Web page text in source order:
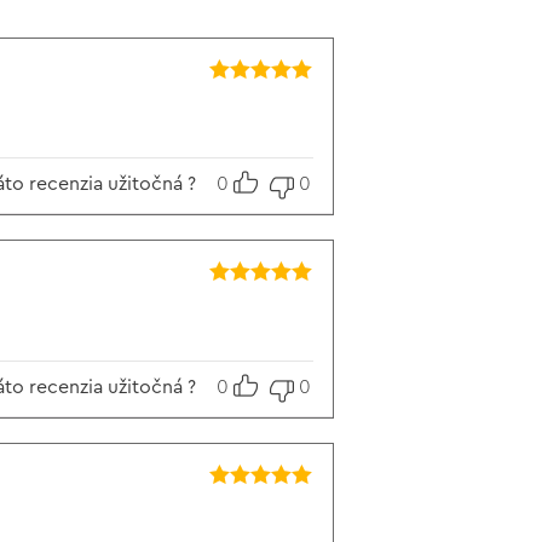
recenzia užitočná ? 0 0
recenzia užitočná ? 0 0